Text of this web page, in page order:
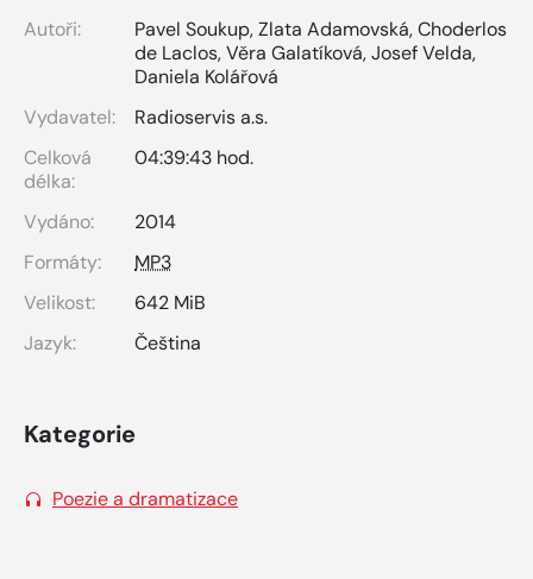
Autoři: Pavel Soukup,Zlata Adamovská,Choderlos
de Laclos,Věra Galatíková,Josef Velda,
Daniela Kolářová
Vydavatel:
Radioservis a.s.
Celková
délka:
04:39:43 hod.
Vydáno:
2014
Formáty:
MP3
Velikost:
642 MiB
Jazyk:
Čeština
Kategorie
Poezie a dramatizace